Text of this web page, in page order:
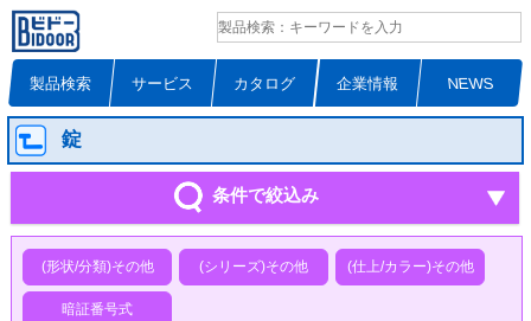
製品検索 サービス カタログ 企業情報 NEWS
錠
条件で絞込み
(形状/分類)その他 (シリーズ)その他 (仕上/カラー)その他
暗証番号式